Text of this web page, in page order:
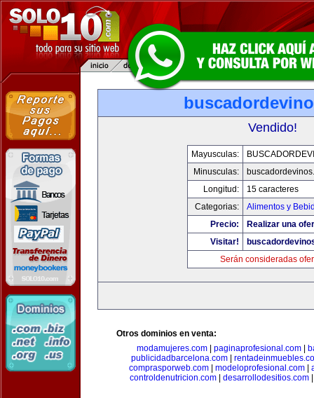
Vendido!
Mayusculas:
Minusculas:
Longitud:
15 caracteres
Categorias:
Alimentos y
Precio:
Realizar una
Visitar!
Serán consideradas
Otros dominios en venta:
modamujeres.com
paginaprofesional.com
publicidadbarcelona.com
comprasporweb.com| modeloprofesional.com|
controldenutricion.com
desarrollodesitios.com